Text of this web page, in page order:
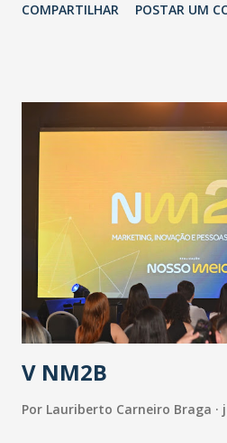
adotadas pelo Governo do
população suspeita e de cuidados
públicos e domiciliares. “Nós não
epidemia comum, como temos
aumento de casos de dengue,
de uma epidemia com um vírus
contaminação maior que outros
secretário. Segundo ele, é uma
contaminação alta, podendo
população e ao sistema de saúde.
estratificação do risco da doença,
COMPARTILHAR POSTAR UM
V NM2B
Por Lauriberto Carneiro Braga